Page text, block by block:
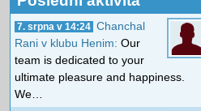
7. srpna v 14:24 Chanchal
Rani v klubu Henim: Our
team is dedicated to your
ultimate pleasure and happiness.
We…